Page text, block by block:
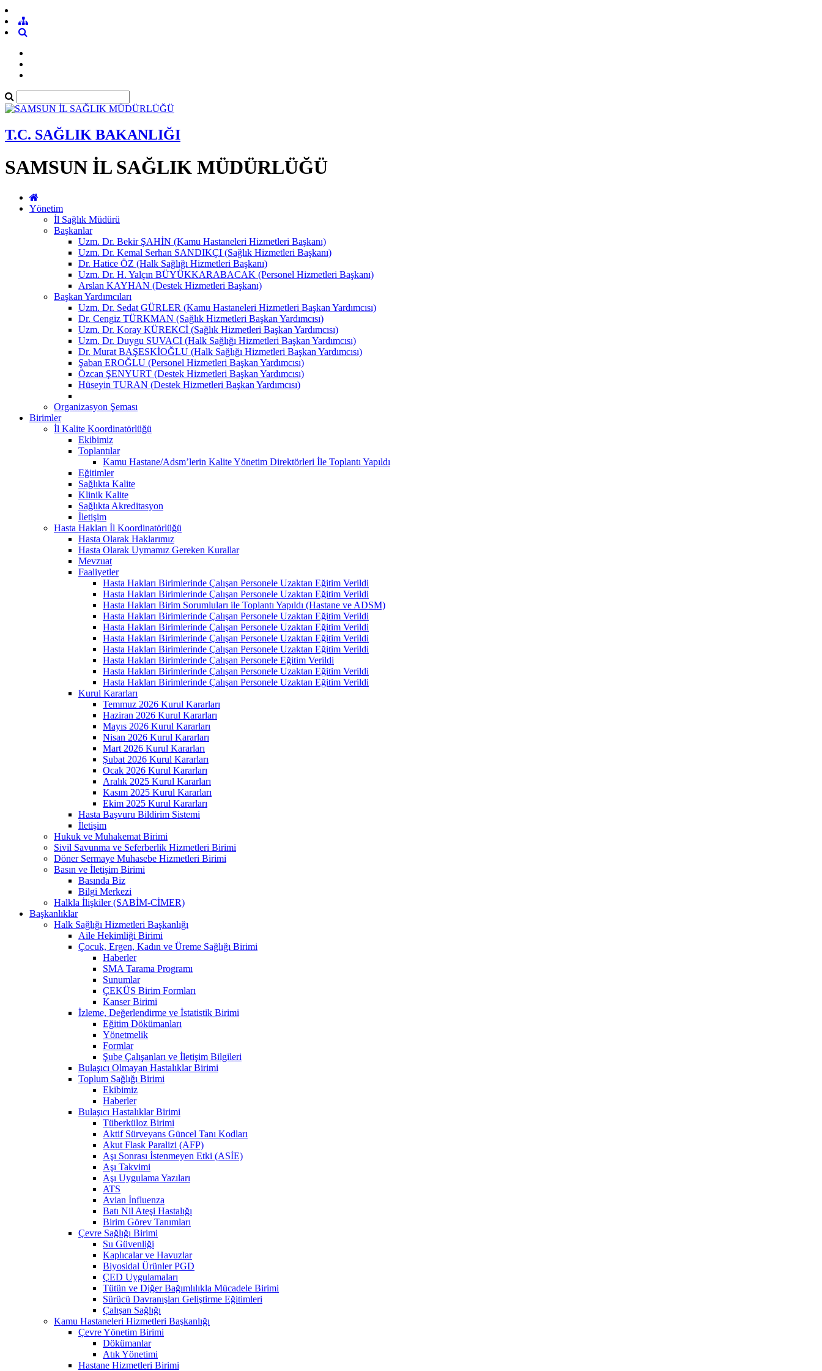
T.C. SAĞLIK BAKANLIĞI
SAMSUN İL SAĞLIK MÜDÜRLÜĞÜ
Yönetim
İl Sağlık Müdürü
Başkanlar
Uzm. Dr. Bekir ŞAHİN (Kamu Hastaneleri Hizmetleri Başkanı)
Uzm. Dr. Kemal Serhan SANDIKÇI (Sağlık Hizmetleri Başkanı)
Dr. Hatice ÖZ (Halk Sağlığı Hizmetleri Başkanı)
Uzm. Dr. H. Yalçın BÜYÜKKARABACAK (Personel Hizmetleri Başkanı)
Arslan KAYHAN (Destek Hizmetleri Başkanı)
Başkan Yardımcıları
Uzm. Dr. Sedat GÜRLER (Kamu Hastaneleri Hizmetleri Başkan Yardımcısı)
Dr. Cengiz TÜRKMAN (Sağlık Hizmetleri Başkan Yardımcısı)
Uzm. Dr. Koray KÜREKCİ (Sağlık Hizmetleri Başkan Yardımcısı)
Uzm. Dr. Duygu SUVACI (Halk Sağlığı Hizmetleri Başkan Yardımcısı)
Dr. Murat BAŞESKİOĞLU (Halk Sağlığı Hizmetleri Başkan Yardımcısı)
Şaban EROĞLU (Personel Hizmetleri Başkan Yardımcısı)
Özcan ŞENYURT (Destek Hizmetleri Başkan Yardımcısı)
Hüseyin TURAN (Destek Hizmetleri Başkan Yardımcısı)
Organizasyon Şeması
Birimler
İl Kalite Koordinatörlüğü
Ekibimiz
Toplantılar
Kamu Hastane/Adsm’lerin Kalite Yönetim Direktörleri İle Toplantı Yapıldı
Eğitimler
Sağlıkta Kalite
Klinik Kalite
Sağlıkta Akreditasyon
İletişim
Hasta Hakları İl Koordinatörlüğü
Hasta Olarak Haklarımız
Hasta Olarak Uymamız Gereken Kurallar
Mevzuat
Faaliyetler
Hasta Hakları Birimlerinde Çalışan Personele Uzaktan Eğitim Verildi
Hasta Hakları Birimlerinde Çalışan Personele Uzaktan Eğitim Verildi
Hasta Hakları Birim Sorumluları ile Toplantı Yapıldı (Hastane ve ADSM)
Hasta Hakları Birimlerinde Çalışan Personele Uzaktan Eğitim Verildi
Hasta Hakları Birimlerinde Çalışan Personele Uzaktan Eğitim Verildi
Hasta Hakları Birimlerinde Çalışan Personele Uzaktan Eğitim Verildi
Hasta Hakları Birimlerinde Çalışan Personele Uzaktan Eğitim Verildi
Hasta Hakları Birimlerinde Çalışan Personele Eğitim Verildi
Hasta Hakları Birimlerinde Çalışan Personele Uzaktan Eğitim Verildi
Hasta Hakları Birimlerinde Çalışan Personele Uzaktan Eğitim Verildi
Kurul Kararları
Temmuz 2026 Kurul Kararları
Haziran 2026 Kurul Kararları
Mayıs 2026 Kurul Kararları
Nisan 2026 Kurul Kararları
Mart 2026 Kurul Kararları
Şubat 2026 Kurul Kararları
Ocak 2026 Kurul Kararları
Aralık 2025 Kurul Kararları
Kasım 2025 Kurul Kararları
Ekim 2025 Kurul Kararları
Hasta Başvuru Bildirim Sistemi
İletişim
Hukuk ve Muhakemat Birimi
Sivil Savunma ve Seferberlik Hizmetleri Birimi
Döner Sermaye Muhasebe Hizmetleri Birimi
Basın ve İletişim Birimi
Basında Biz
Bilgi Merkezi
Halkla İlişkiler (SABİM-CİMER)
Başkanlıklar
Halk Sağlığı Hizmetleri Başkanlığı
Aile Hekimliği Birimi
Çocuk, Ergen, Kadın ve Üreme Sağlığı Birimi
Haberler
SMA Tarama Programı
Sunumlar
ÇEKÜS Birim Formları
Kanser Birimi
İzleme, Değerlendirme ve İstatistik Birimi
Eğitim Dökümanları
Yönetmelik
Formlar
Şube Çalışanları ve İletişim Bilgileri
Bulaşıcı Olmayan Hastalıklar Birimi
Toplum Sağlığı Birimi
Ekibimiz
Haberler
Bulaşıcı Hastalıklar Birimi
Tüberküloz Birimi
Aktif Sürveyans Güncel Tanı Kodları
Akut Flask Paralizi (AFP)
Aşı Sonrası İstenmeyen Etki (ASİE)
Aşı Takvimi
Aşı Uygulama Yazıları
ATS
Avian İnfluenza
Batı Nil Ateşi Hastalığı
Birim Görev Tanımları
Çevre Sağlığı Birimi
Su Güvenliği
Kaplıcalar ve Havuzlar
Biyosidal Ürünler PGD
ÇED Uygulamaları
Tütün ve Diğer Bağımlılıkla Mücadele Birimi
Sürücü Davranışları Geliştirme Eğitimleri
Çalışan Sağlığı
Kamu Hastaneleri Hizmetleri Başkanlığı
Çevre Yönetim Birimi
Dökümanlar
Atık Yönetimi
Hastane Hizmetleri Birimi